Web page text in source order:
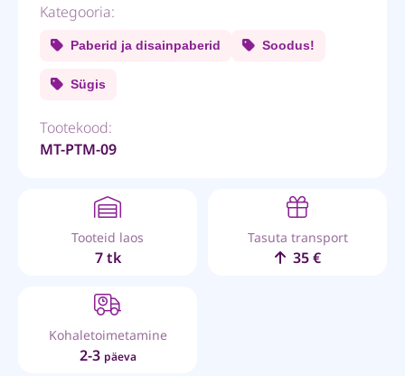
Kategooria:
Paberid ja disainpaberid Soodus!
Sügis
Tootekood:
MT-PTM-09
Tooteid laos
7 tk
Tasuta transport
35 €
Kohaletoimetamine
2-3 päeva